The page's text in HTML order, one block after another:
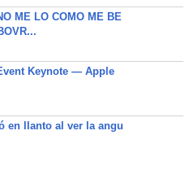
ME LO COMO ME BE
Keynote — Apple
en llanto al ver la angu